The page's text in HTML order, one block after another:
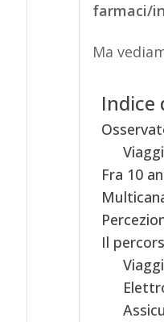
farmaci/
Ma
Indice
Fra 10
Il
Viaggi